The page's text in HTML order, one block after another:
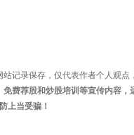
记录保存，仅代表作者个人观
免费荐股和炒股培训等宣传内容
上当受骗！